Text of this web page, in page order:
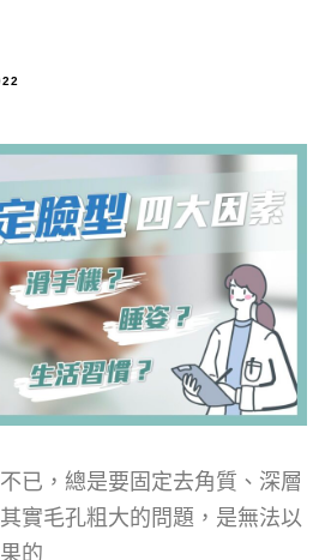
已，總是要固定去角質、深層
實毛孔粗大的問題，是無法以
的